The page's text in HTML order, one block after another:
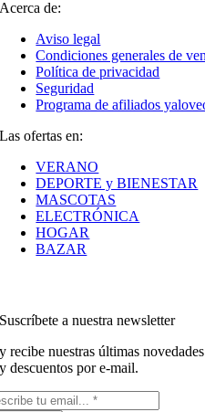
Acerca de:
Aviso legal
Condiciones generales de
Política de privacidad
Seguridad
Programa de afiliados
Las ofertas en:
VERANO
DEPORTE y BIENESTAR
MASCOTAS
ELECTRÓNICA
HOGAR
BAZAR
Suscríbete a nuestra newsletter
y recibe nuestras últimas novedades
y descuentos por e-mail.